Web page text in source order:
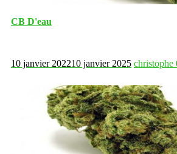
CB D'eau
10 janvier 202210 janvier 2025 christophe